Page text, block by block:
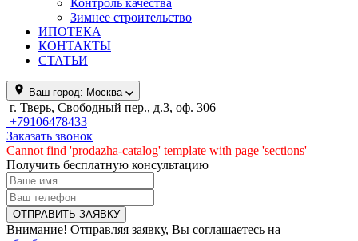
Контроль качества
Зимнее строительство
ИПОТЕКА
КОНТАКТЫ
СТАТЬИ
Ваш город: Москва
г. Тверь, Свободный пер., д.3, оф. 306
+79106478433
Заказать звонок
Cannot find 'prodazha-catalog' template with page 'sections'
Получить бесплатную консультацию
Внимание! Отправляя заявку, Вы соглашаетесь на